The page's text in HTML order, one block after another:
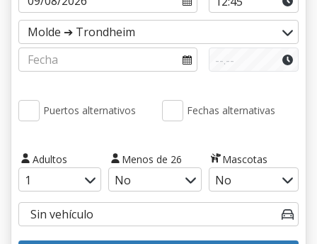
Puertos alternativos Fechas alternativas
Adultos Menos de 26 Mascotas